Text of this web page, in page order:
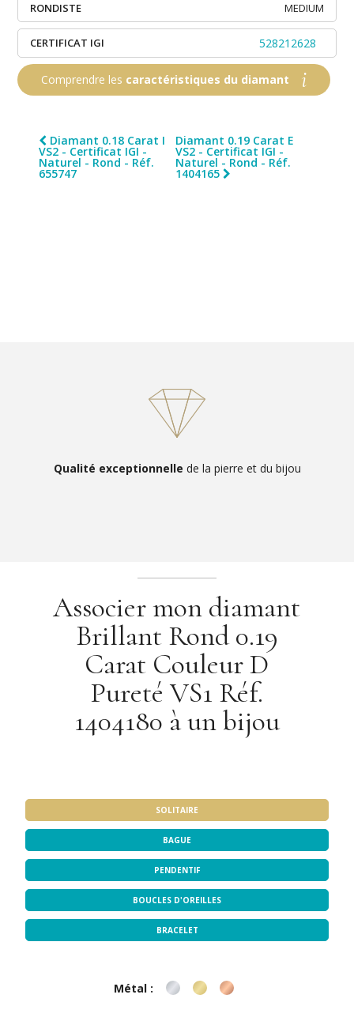
RONDISTE MEDIUM
CERTIFICAT IGI 528212628
Comprendre les caractéristiques du diamant
Diamant 0.18 Carat I
VS2 - Certificat IGI -
Naturel - Rond - Réf.
655747
Diamant 0.19 Carat E
VS2 - Certificat IGI -
Naturel - Rond - Réf.
1404165
Qualité exceptionnelle de la pierre et du bijou
Associer mon diamant
Brillant Rond 0.19
Carat Couleur D
Pureté VS1 Réf.
1404180 à un bijou
SOLITAIRE
BAGUE
PENDENTIF
BOUCLES D'OREILLES
BRACELET
Métal :